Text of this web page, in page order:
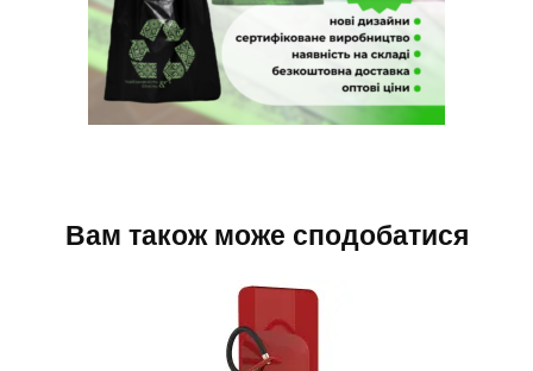
Вам також може сподобатися